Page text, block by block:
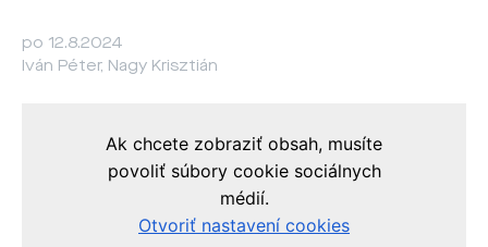
po 12.8.2024
Iván Péter, Nagy Krisztián